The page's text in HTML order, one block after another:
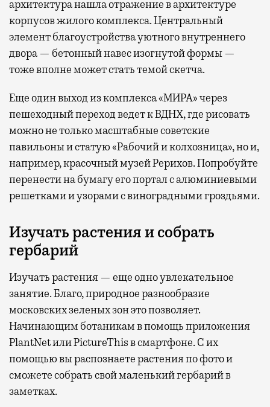
архитектура нашла отражение в архитектуре
корпусов жилого комплекса. Центральный
элемент благоустройства уютного внутреннего
двора — бетонный навес изогнутой формы —
тоже вполне может стать темой скетча.
Еще один выход из комплекса «МИРА» через
пешеходный переход ведет к ВДНХ, где рисовать
можно не только масштабные советские
павильоны и статую «Рабочий и колхозница», но и,
например, красочный музей Рерихов. Попробуйте
перенести на бумагу его портал с алюминиевыми
решетками и узорами с виноградными гроздьями.
Изучать растения и собрать
гербарий
Изучать растения — еще одно увлекательное
занятие. Благо, природное разнообразие
московских зеленых зон это позволяет.
Начинающим ботаникам в помощь приложения
PlantNet или PictureThis в смартфоне. С их
помощью вы распознаете растения по фото и
сможете собрать свой маленький гербарий в
заметках.